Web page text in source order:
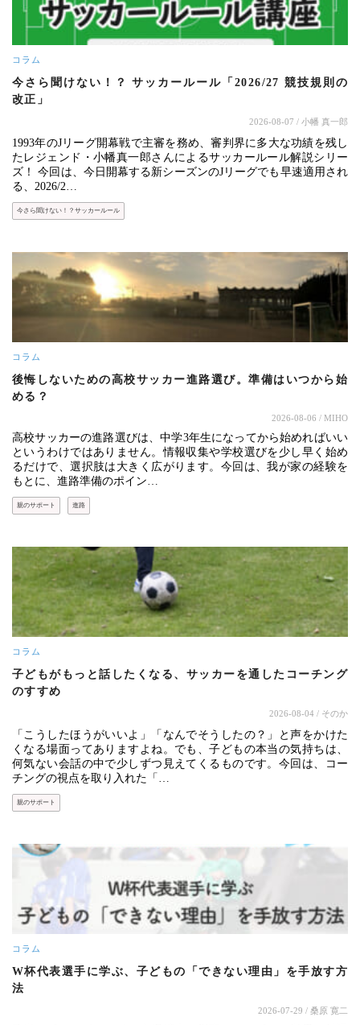
コラム
今さら聞けない！？ サッカールール「2026/27 競技規則の
改正」
2026-08-07 / 小幡 真一郎
1993年のJリーグ開幕戦で主審を務め、審判界に多大な功績を残し
たレジェンド・小幡真一郎さんによるサッカールール解説シリー
ズ！ 今回は、今日開幕する新シーズンのJリーグでも早速適用され
る、2026/2…
今さら聞けない！？サッカールール
コラム
後悔しないための高校サッカー進路選び。準備はいつから始
める？
2026-08-06 / MIHO
高校サッカーの進路選びは、中学3年生になってから始めればいい
というわけではありません。情報収集や学校選びを少し早く始め
るだけで、選択肢は大きく広がります。今回は、我が家の経験を
もとに、進路準備のポイン…
親のサポート 進路
コラム
子どもがもっと話したくなる、サッカーを通したコーチング
のすすめ
2026-08-04 / そのか
「こうしたほうがいいよ」「なんでそうしたの？」と声をかけた
くなる場面ってありますよね。でも、子どもの本当の気持ちは、
何気ない会話の中で少しずつ見えてくるものです。今回は、コー
チングの視点を取り入れた「…
親のサポート
コラム
W杯代表選手に学ぶ、子どもの「できない理由」を手放す方
法
2026-07-29 / 桑原 寛二